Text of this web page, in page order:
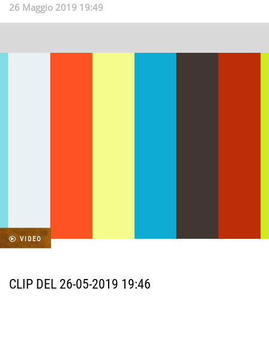
26 Maggio 2019 19:49
VIDEO
CLIP DEL 26-05-2019 19:46